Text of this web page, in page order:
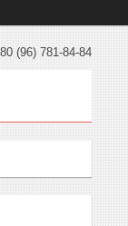
(96) 781-84-84